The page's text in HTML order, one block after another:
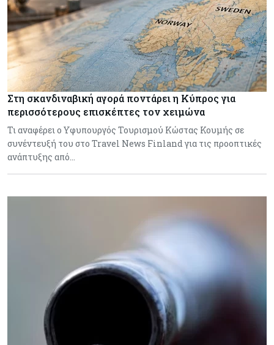
Στη σκανδιναβική αγορά ποντάρει η Κύπρος για
περισσότερους επισκέπτες τον χειμώνα
Τι αναφέρει ο Υφυπουργός Τουρισμού Κώστας Κουμής σε
συνέντευξή του στο Travel News Finland για τις προοπτικές
ανάπτυξης από…